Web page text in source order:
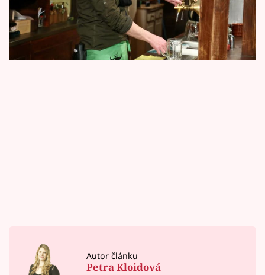
Sledujte prima+
Filmový festival Karlovy Vary
Primě už dnes!
Autor článku
Petra Kloidová